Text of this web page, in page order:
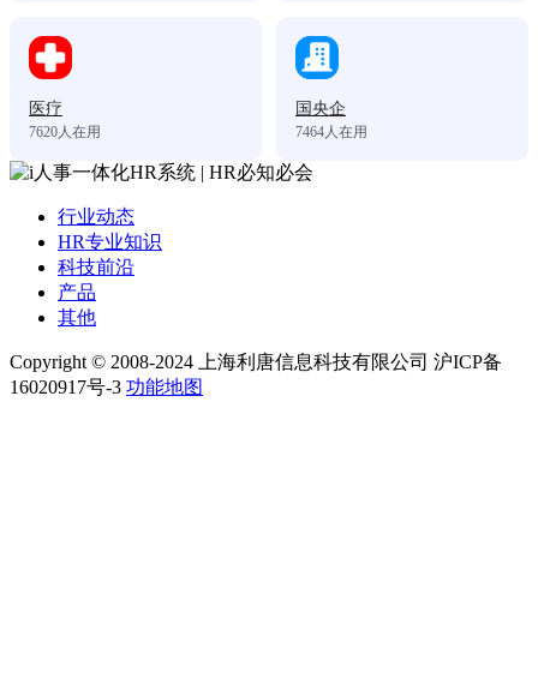
医疗
7620人在用
国央企
7464人在用
行业动态
HR专业知识
科技前沿
产品
其他
Copyright © 2008-2024 上海利唐信息科技有限公司 沪ICP备
16020917号-3 功能地图